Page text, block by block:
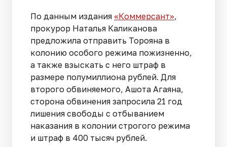
По данным издания «Коммерсант»,
прокурор Наталья Каликанова
предложила отправить Торояна в
колонию особого режима пожизненно,
а также взыскать с него штраф в
размере полумиллиона рублей. Для
второго обвиняемого, Ашота Агаяна,
сторона обвинения запросила 21 год
лишения свободы с отбыванием
наказания в колонии строгого режима
и штраф в 400 тысяч рублей.